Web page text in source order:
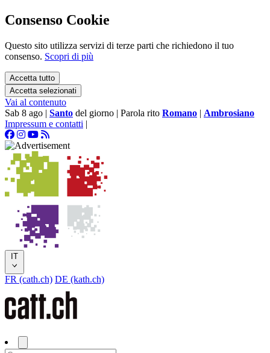
Consenso Cookie
Questo sito utilizza servizi di terze parti che richiedono il tuo
consenso. Scopri di più
Accetta tutto
Accetta selezionati
Vai al contenuto
Sab 8 ago | Santo del giorno | Parola rito Romano | Ambrosiano
Impressum e contatti |
IT
FR (cath.ch) DE (kath.ch)